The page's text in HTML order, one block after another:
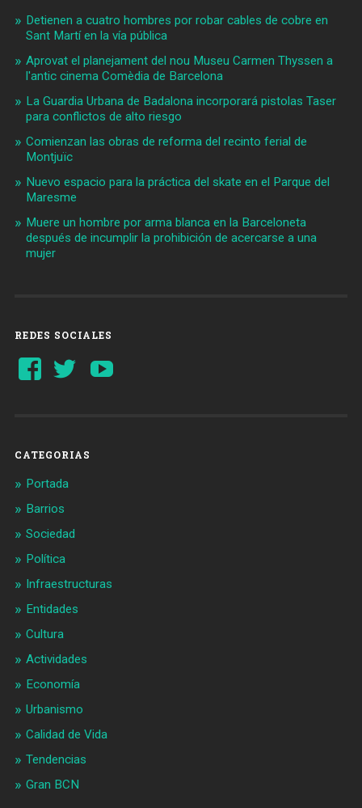
Detienen a cuatro hombres por robar cables de cobre en
Sant Martí en la vía pública
Aprovat el planejament del nou Museu Carmen Thyssen a
l'antic cinema Comèdia de Barcelona
La Guardia Urbana de Badalona incorporará pistolas Taser
para conflictos de alto riesgo
Comienzan las obras de reforma del recinto ferial de
Montjuïc
Nuevo espacio para la práctica del skate en el Parque del
Maresme
Muere un hombre por arma blanca en la Barceloneta
después de incumplir la prohibición de acercarse a una
mujer
REDES SOCIALES
Ver
perfil
Ver
perfil
CATEGORIAS
Portada
Barrios
Sociedad
Política
Infraestructuras
Entidades
Cultura
Actividades
Economía
Urbanismo
Calidad de Vida
Tendencias
Gran BCN